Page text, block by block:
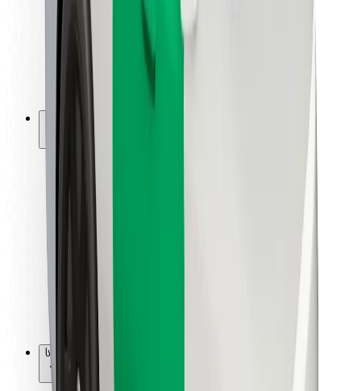
ლოკაციები
ქალაქი უკეთესობისკენ
აეროპორტები
მხარდაჭერა
მძღოლებისთვის
კურიერებისთვის
Bolt Food
რესტორნებისთვის
Bolt for Business
სხვა